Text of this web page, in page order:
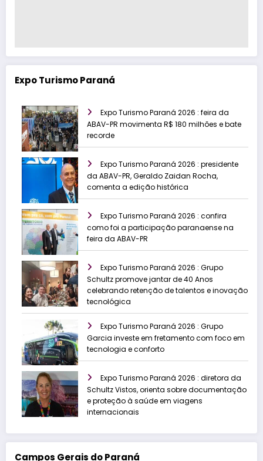
Expo Turismo Paraná
Expo Turismo Paraná 2026 : feira da
ABAV-PR movimenta R$ 180 milhões e bate
recorde
Expo Turismo Paraná 2026 : presidente
da ABAV-PR, Geraldo Zaidan Rocha,
comenta a edição histórica
Expo Turismo Paraná 2026 : confira
como foi a participação paranaense na
feira da ABAV-PR
Expo Turismo Paraná 2026 : Grupo
Schultz promove jantar de 40 Anos
celebrando retenção de talentos e inovação
tecnológica
Expo Turismo Paraná 2026 : Grupo
Garcia investe em fretamento com foco em
tecnologia e conforto
Expo Turismo Paraná 2026 : diretora da
Schultz Vistos, orienta sobre documentação
e proteção à saúde em viagens
internacionais
Campos Gerais do Paraná